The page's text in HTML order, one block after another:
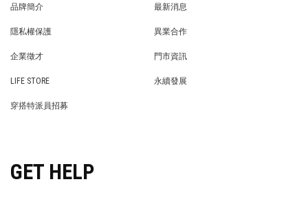
品牌簡介
最新消息
隱私權保護
異業合作
企業徵才
門市資訊
LIFE STORE
永續發展
穿搭特派員招募
GET HELP